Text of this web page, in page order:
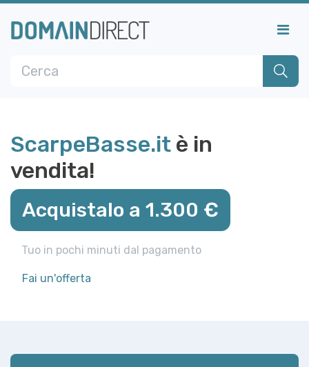
ScarpeBasse.it è in
vendita!
Acquistalo a 1.300 €
Tuo in pochi minuti dal pagamento
Fai un'offerta